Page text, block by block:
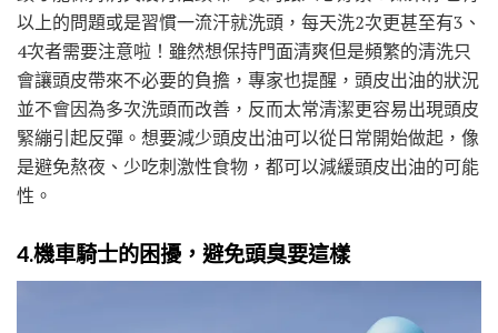
以上的問題或是習慣一流汗就洗頭，每天洗2次更甚至有3、
4次者需要注意啦！雖然想保持門面清爽但是頻繁的清洗只
會讓頭皮帶來不必要的負擔，專家也提醒，頭皮出油的狀況
並不會因為多次洗頭而改善，反而太常清潔更容易出現頭皮
緊繃引起反彈。想要減少頭皮出油可以從日常開始做起，像
是避免熬夜、少吃刺激性食物，都可以減緩頭皮出油的可能
性。
4.機車騎士的困擾，避免頭臭要這樣